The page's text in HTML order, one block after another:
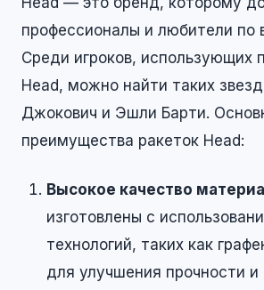
профессионалы и любители по
Среди игроков, использующих
Head, можно найти таких
Джокович и Эшли Барти.
преимущества ракеток Head:
Высокое качество
изготовлены с
технологий, таких как
для улучшения прочности и